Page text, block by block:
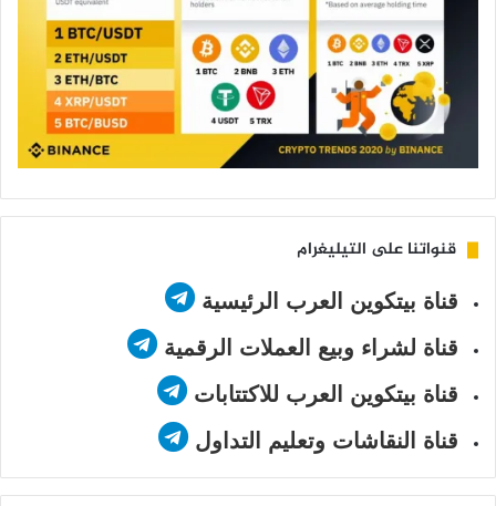
قنواتنا على التيليغرام
قناة بيتكوين العرب الرئيسية
قناة لشراء وبيع العملات الرقمية
قناة بيتكوين العرب للاكتتابات
قناة النقاشات وتعليم التداول